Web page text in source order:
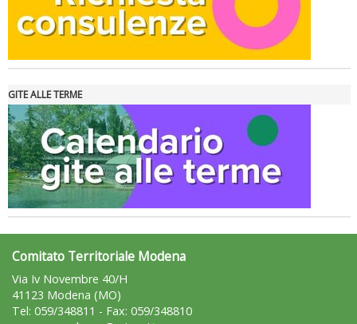
Tiziano Pesce nel Cda di Fondazione Terzjus: prima riunione a
Roma
GITE ALLE TERME
Comitato Territoriale Modena
Via Iv Novembre 40/H
41123 Modena (MO)
Tel: 059/348811 - Fax: 059/348810